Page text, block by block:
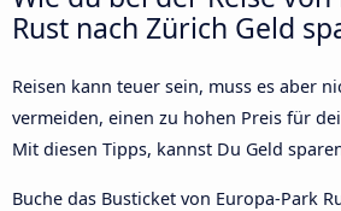
Rust nach Zürich Geld
Reisen kann teuer sein, muss es aber
vermeiden, einen zu hohen Preis für
Mit diesen Tipps, kannst Du Geld
Buche das Busticket von Europa-Park